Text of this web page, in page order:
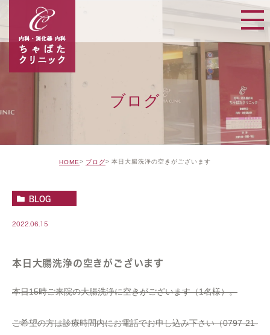
ブログ
HOME ブログ 本日大腸洗浄の空きがございます
BLOG
2022.06.15
本日大腸洗浄の空きがございます
本日15時ご来院の大腸洗浄に空きがございます（1名様）。
ご希望の方は診療時間内にお電話でお申し込み下さい（0797-21-